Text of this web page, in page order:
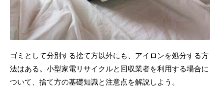
ゴミとして分別する捨て方以外にも、アイロンを処分する方
法はある。小型家電リサイクルと回収業者を利用する場合に
ついて、捨て方の基礎知識と注意点を解説しよう。